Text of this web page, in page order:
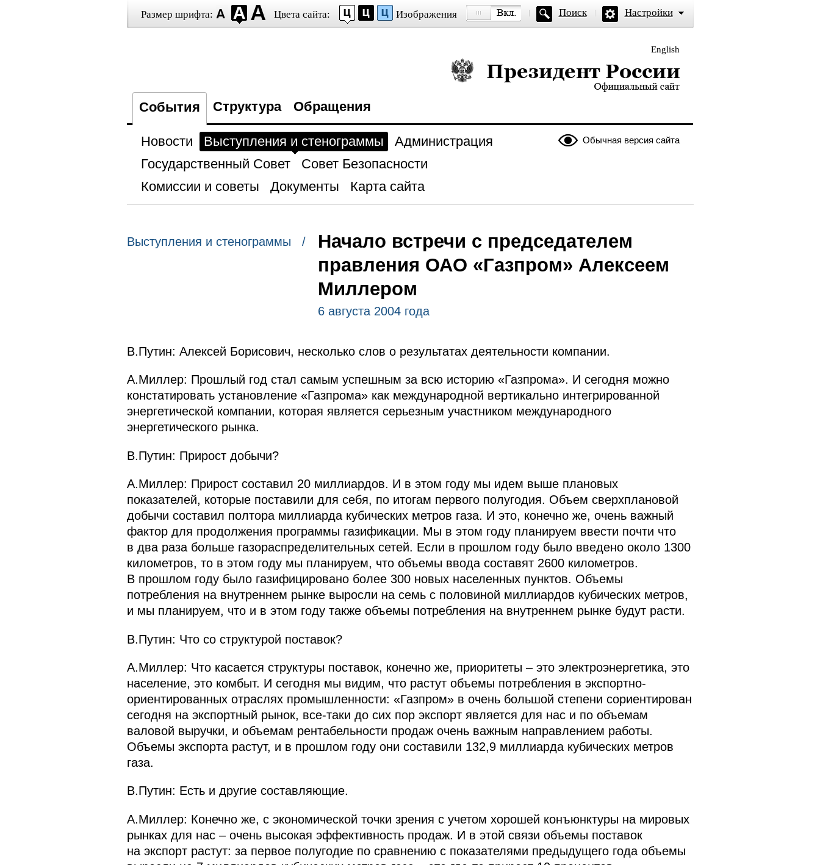
Размер шрифта: Цвета сайта: Изображения Поиск Настройки
English
Президент России — официальный сайт
События Структура Обращения
Обычная версия сайта
Новости Выступления и стенограммы
Администрация
Государственный Совет
Совет Безопасности
Комиссии и советы
Документы Карта сайта
Выступления и стенограммы /
Начало встречи с председателем
правления ОАО «Газпром» Алексеем
Миллером
6 августа 2004 года
В.Путин: Алексей Борисович, несколько слов о результатах деятельности компании.
А.Миллер: Прошлый год стал самым успешным за всю историю «Газпрома». И сегодня можно
констатировать установление «Газпрома» как международной вертикально интегрированной
энергетической компании, которая является серьезным участником международного
энергетического рынка.
В.Путин: Прирост добычи?
А.Миллер: Прирост составил 20 миллиардов. И в этом году мы идем выше плановых
показателей, которые поставили для себя, по итогам первого полугодия. Объем сверхплановой
добычи составил полтора миллиарда кубических метров газа. И это, конечно же, очень важный
фактор для продолжения программы газификации. Мы в этом году планируем ввести почти что
в два раза больше газораспределительных сетей. Если в прошлом году было введено около 1300
километров, то в этом году мы планируем, что объемы ввода составят 2600 километров.
В прошлом году было газифицировано более 300 новых населенных пунктов. Объемы
потребления на внутреннем рынке выросли на семь с половиной миллиардов кубических метров,
и мы планируем, что и в этом году также объемы потребления на внутреннем рынке будут расти.
В.Путин: Что со структурой поставок?
А.Миллер: Что касается структуры поставок, конечно же, приоритеты – это электроэнергетика, это
население, это комбыт. И сегодня мы видим, что растут объемы потребления в экспортно-
ориентированных отраслях промышленности: «Газпром» в очень большой степени сориентирован
сегодня на экспортный рынок, все‑таки до сих пор экспорт является для нас и по объемам
валовой выручки, и объемам рентабельности продаж очень важным направлением работы.
Объемы экспорта растут, и в прошлом году они составили 132,9 миллиарда кубических метров
газа.
В.Путин: Есть и другие составляющие.
А.Миллер: Конечно же, с экономической точки зрения с учетом хорошей конъюнктуры на мировых
рынках для нас – очень высокая эффективность продаж. И в этой связи объемы поставок
на экспорт растут: за первое полугодие по сравнению с показателями предыдущего года объемы